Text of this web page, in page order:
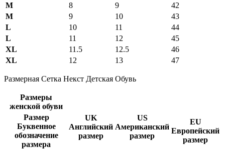
M
8 9
42
M
9 10
43
L
10 11
44
L
11 12
45
XL
11.5 12.5
46
XL
12 13 47
Размерная Сетка Некст Детская Обувь
Размеры
женской обуви
Размер
Буквенное
обозначение
размера
UK
Английский
размер
US
Американский
размер
EU
Европейский
размер